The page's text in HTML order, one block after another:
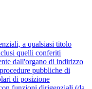
a qualsiasi titolo
quelli conferiti
dall'organo di indirizzo
pubbliche di
di posizione